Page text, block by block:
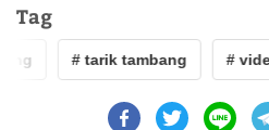
Tag
# tarik tambang # video